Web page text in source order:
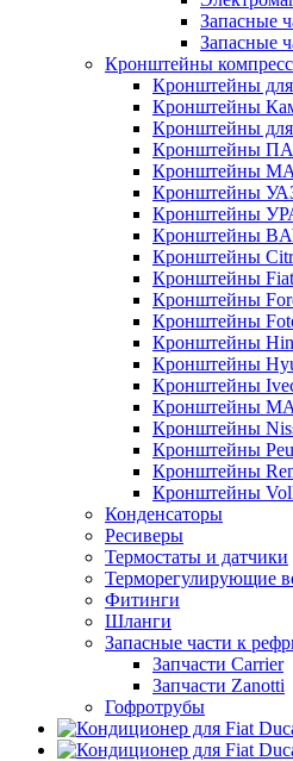
Запасные
Запасные
Кронштейны
Кронштейны
Кронштейны
Кронштейны для
Кронштейны
Кронштейны
Кронштейны
Кронштейны
Кронштейны
Кронштейны
Кронштейны Fiat
Кронштейны
Кронштейны
Кронштейны
Кронштейны
Кронштейны
Кронштейны
Кронштейны
Кронштейны
Кронштейны
Кронштейны
Конденсаторы
Ресиверы
Термостаты и датчики
Терморегулирующие
Фитинги
Шланги
Запасные части к
Запчасти Carrier
Запчасти Zanotti
Гофротрубы